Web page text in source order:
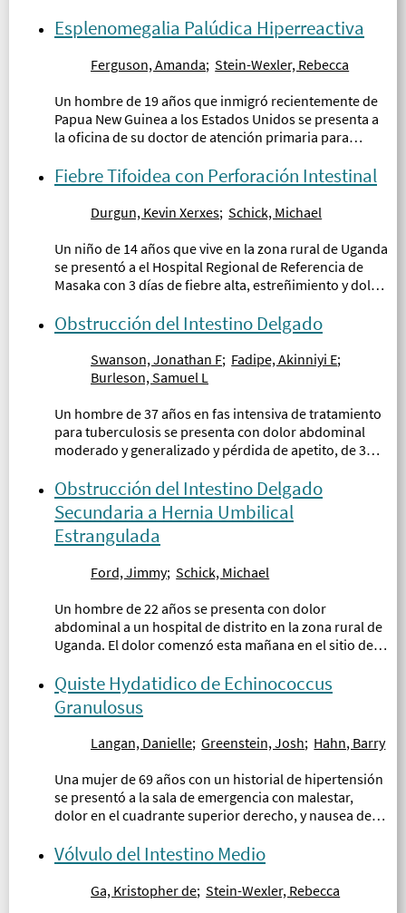
Esplenomegalia Palúdica Hiperreactiva
Ferguson, Amanda; Stein-Wexler, Rebecca
Un hombre de 19 años que inmigró recientemente de
Papua New Guinea a los Estados Unidos se presenta a
la oficina de su doctor de atención primaria para
y perdida de peso...
Fiebre Tifoidea con Perforación Intestinal
Durgun, Kevin Xerxes; Schick, Michael
Un niño de 14 años que vive en la zona rural de Uganda
se presentó a el Hospital Regional de Referencia de
Masaka con 3 días de fiebre alta, estreñimiento y dolor
Obstrucción del Intestino Delgado
Swanson, Jonathan F; Fadipe, Akinniyi E;
Burleson, Samuel L
Un hombre de 37 años en fas intensiva de tratamiento
para tuberculosis se presenta con dolor abdominal
moderado y generalizado y pérdida de apetito, de 3
cantidades de heces...
Obstrucción del Intestino Delgado
Secundaria a Hernia Umbilical
Estrangulada
Ford, Jimmy; Schick, Michael
Un hombre de 22 años se presenta con dolor
abdominal a un hospital de distrito en la zona rural de
Uganda. El dolor comenzó esta mañana en el sitio de
empeorado gradualmente y ahora se ha extendido a
todo su abdomen...
Quiste Hydatidico de Echinococcus
Granulosus
Langan, Danielle; Greenstein, Josh; Hahn, Barry
Una mujer de 69 años con un historial de hipertensión
se presentó a la sala de emergencia con malestar,
dolor en el cuadrante superior derecho, y nausea de
durante los últimos tres días...
Vólvulo del Intestino Medio
Ga, Kristopher de; Stein-Wexler, Rebecca